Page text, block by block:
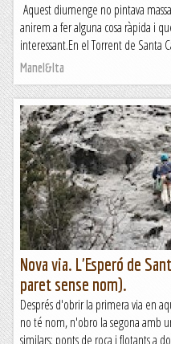
Aquest diumenge no pintava
anirem a fer alguna cosa ràpida i
interessant.En el Torrent de Santa
Manel&Ita
Nova via. L'Esperó de
paret sense nom).
Després d'obrir la primera via en
no té nom, n'obro la segona amb
similars: ponts de roca i flotants a